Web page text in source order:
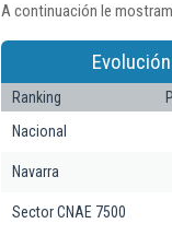
A continuación le
Ranking
Nacional
Navarra
Sector CNAE 7500